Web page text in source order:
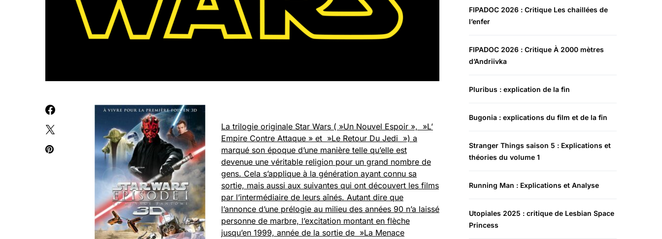
La trilogie originale Star Wars ( »Un Nouvel Espoir », »L’
Empire Contre Attaque » et »Le Retour Du Jedi ») a
marqué son époque d’une manière telle qu’elle est
devenue une véritable religion pour un grand nombre de
gens. Cela s’applique à la génération ayant connu sa
sortie, mais aussi aux suivantes qui ont découvert les films
par l’intermédiaire de leurs aînés. Autant dire que
l’annonce d’une prélogie au milieu des années 90 n’a laissé
personne de marbre, l’excitation montant en flèche
jusqu’en 1999, année de la sortie de »La Menace
FIPADOC 2026 : Critique Les chaillées de
l’enfer
FIPADOC 2026 : Critique À 2000 mètres
d’Andriivka
Pluribus : explication de la fin
Bugonia : explications du film et de la fin
Stranger Things saison 5 : Explications et
théories du volume 1
Running Man : Explications et Analyse
Utopiales 2025 : critique de Lesbian Space
Princess